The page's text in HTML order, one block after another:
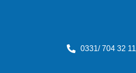
0331/ 704 32 11